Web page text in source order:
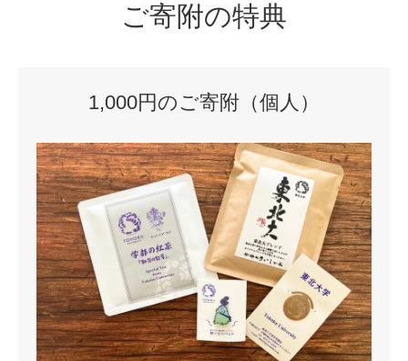
ご寄附の特典
1,000円のご寄附（個人）